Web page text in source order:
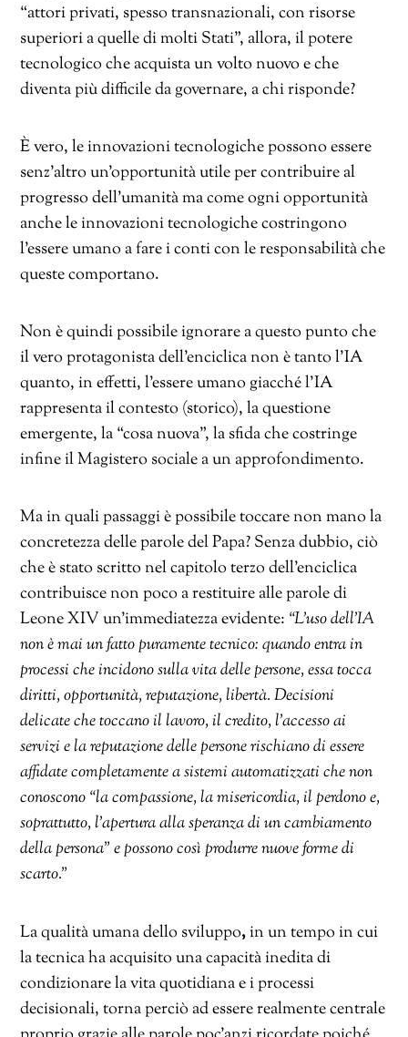
“attori privati, spesso transnazionali, con risorse
superiori a quelle di molti Stati”, allora, il potere
tecnologico che acquista un volto nuovo e che
diventa più difficile da governare, a chi risponde?
È vero, le innovazioni tecnologiche possono essere
senz’altro un’opportunità utile per contribuire al
progresso dell’umanità ma come ogni opportunità
anche le innovazioni tecnologiche costringono
l’essere umano a fare i conti con le responsabilità che
queste comportano.
Non è quindi possibile ignorare a questo punto che
il vero protagonista dell’enciclica non è tanto l’IA
quanto, in effetti, l’essere umano giacché l’IA
rappresenta il contesto (storico), la questione
emergente, la “cosa nuova”, la sfida che costringe
infine il Magistero sociale a un approfondimento.
Ma in quali passaggi è possibile toccare non mano la
concretezza delle parole del Papa? Senza dubbio, ciò
che è stato scritto nel capitolo terzo dell’enciclica
contribuisce non poco a restituire alle parole di
Leone XIV un’immediatezza evidente: “L’uso dell’IA
non è mai un fatto puramente tecnico: quando entra in
processi che incidono sulla vita delle persone, essa tocca
diritti, opportunità, reputazione, libertà. Decisioni
delicate che toccano il lavoro, il credito, l’accesso ai
servizi e la reputazione delle persone rischiano di essere
affidate completamente a sistemi automatizzati che non
conoscono “la compassione, la misericordia, il perdono e,
soprattutto, l’apertura alla speranza di un cambiamento
della persona” e possono così produrre nuove forme di
scarto.”
La qualità umana dello sviluppo,in un tempo in cui
la tecnica ha acquisito una capacità inedita di
condizionare la vita quotidiana e i processi
decisionali, torna perciò ad essere realmente centrale